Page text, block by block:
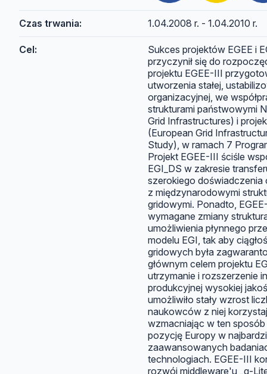
Czas trwania: 1.04.2008 r. - 1.04.2010 r.
Cel:
Sukces projektów EGEE i
przyczynił się do
projektu EGEE-III
utworzenia stałej,
organizacyjnej, we
strukturami państwowymi
Grid Infrastructures) i
(European Grid
Study), w ramach 7
Projekt EGEE-III ściśle
EGI_DS w zakresie
szerokiego doświadczenia
z międzynarodowymi
gridowymi. Ponadto,
wymagane zmiany
umożliwienia płynnego
modelu EGI, tak aby
gridowych była
głównym celem projektu
utrzymanie i rozszerzenie
produkcyjnej wysokiej
umożliwiło stały wzrost
naukowców z niej
wzmacniając w ten
pozycję Europy w
zaawansowanych
technologiach. EGEE-III
rozwój middleware'u „g-